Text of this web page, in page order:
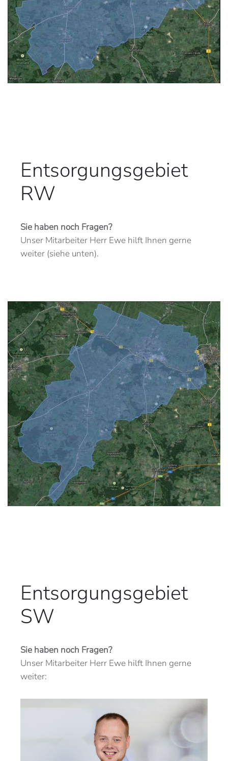
Entsorgungsgebiet
RW
Sie haben noch Fragen?
Unser Mitarbeiter Herr Ewe hilft Ihnen gerne
weiter (siehe unten).
Entsorgungsgebiet
SW
Sie haben noch Fragen?
Unser Mitarbeiter Herr Ewe hilft Ihnen gerne
weiter: